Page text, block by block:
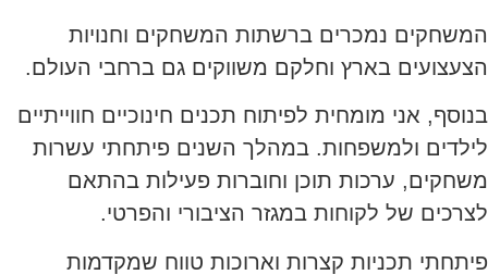
המשחקים נמכרים ברשתות המשחקים וחנויות
הצעצועים בארץ וחלקם משווקים גם ברחבי העולם.
בנוסף, אני מומחית לפיתוח תכנים חינוכיים חווייתיים
לילדים ולמשפחות. במהלך השנים פיתחתי עשרות
משחקים, ערכות תוכן וחוברות פעילות בהתאם
לצרכים של לקוחות במגזר הציבורי והפרטי.
פיתחתי תכניות קצרות וארוכות טווח שמקדמות